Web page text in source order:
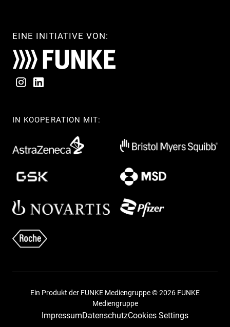
EINE INITIATIVE VON:
IN KOOPERATION MIT:
Ein Produkt der FUNKE Mediengruppe © 2026 FUNKE
Mediengruppe
ImpressumDatenschutzCookies Settings